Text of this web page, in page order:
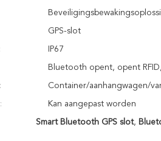
GPS-slot
IP67
Bluetooth opent, opent
Container/aanhangwagen/
Kan aangepast worden
Smart Bluetooth GPS slot,